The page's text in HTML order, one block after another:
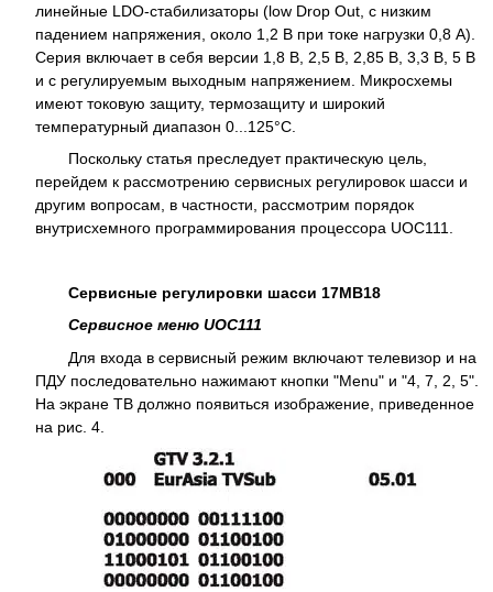
линейные LDO-стабилизаторы (low Drop Out, с низким
падением напряжения, около 1,2 В при токе нагрузки 0,8 А).
Серия включает в себя версии 1,8 В, 2,5 В, 2,85 В, 3,3 В, 5 В
и с регулируемым выходным напряжением. Микросхемы
имеют токовую защиту, термозащиту и широкий
температурный диапазон 0...125°С.
Поскольку статья преследует практическую цель,
перейдем к рассмотрению сервисных регулировок шасси и
другим вопросам, в частности, рассмотрим порядок
внутрисхемного программирования процессора UOC111.
Сервисные регулировки шасси 17MB18
Сервисное меню UOC111
Для входа в сервисный режим включают телевизор и на
ПДУ последовательно нажимают кнопки "Menu" и "4, 7, 2, 5".
На экране ТВ должно появиться изображение, приведенное
на рис. 4.